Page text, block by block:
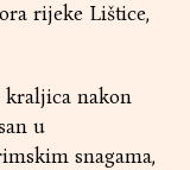
rijeke Lištice,
kraljica nakon
u
snagama,